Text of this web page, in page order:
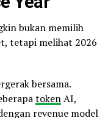
bukan memilih
tetapi melihat 2026
bersama.
tokenAI,
revenue model